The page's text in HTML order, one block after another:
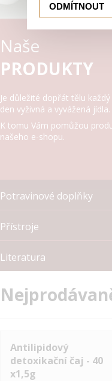
Naše
PRODUKTY
Je důležité dopřát tělu každý
den vyživná a vyvážená jídla.
K tomu Vám pomůžou
našeho e-shopu.
Potravinové doplňky
Přístroje
Literatura
Antilipidový
detoxikační čaj - 40
x1,5g
ODMÍTNOUT